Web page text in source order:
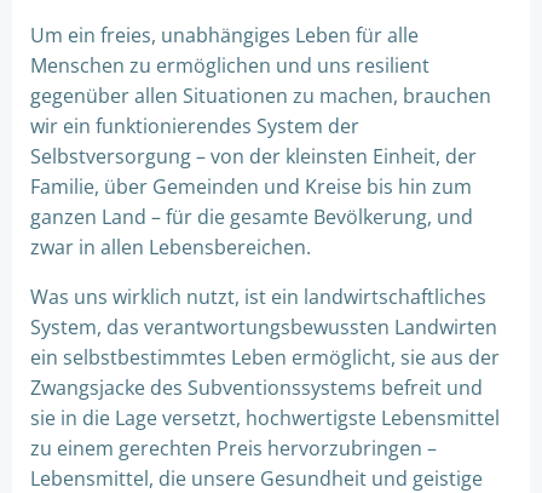
Um ein freies, unabhängiges Leben für alle
Menschen zu ermöglichen und uns resilient
gegenüber allen Situationen zu machen, brauchen
wir ein funktionierendes System der
Selbstversorgung – von der kleinsten Einheit, der
Familie, über Gemeinden und Kreise bis hin zum
ganzen Land – für die gesamte Bevölkerung, und
zwar in allen Lebensbereichen.
Was uns wirklich nutzt, ist ein landwirtschaftliches
System, das verantwortungsbewussten Landwirten
ein selbstbestimmtes Leben ermöglicht, sie aus der
Zwangsjacke des Subventionssystems befreit und
sie in die Lage versetzt, hochwertigste Lebensmittel
zu einem gerechten Preis hervorzubringen –
Lebensmittel, die unsere Gesundheit und geistige